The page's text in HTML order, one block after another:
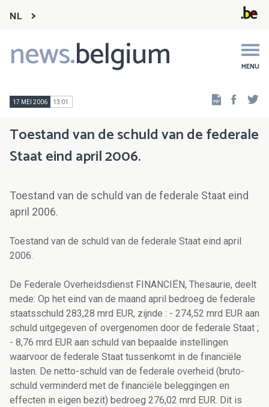
NL
news.belgium MENU
Main
navigation
17 MEI 2006 13:01
Toestand van de schuld van de federale
Staat eind april 2006.
Toestand van de schuld van de federale Staat eind
april 2006.
Toestand van de schuld van de federale Staat eind april
2006.
De Federale Overheidsdienst FINANCIËN, Thesaurie, deelt
mede: Op het eind van de maand april bedroeg de federale
staatsschuld 283,28 mrd EUR, zijnde : - 274,52 mrd EUR aan
schuld uitgegeven of overgenomen door de federale Staat ;
- 8,76 mrd EUR aan schuld van bepaalde instellingen
waarvoor de federale Staat tussenkomt in de financiële
lasten. De netto-schuld van de federale overheid (bruto-
schuld verminderd met de financiële beleggingen en
effecten in eigen bezit) bedroeg 276,02 mrd EUR. Dit is